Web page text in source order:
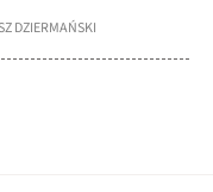
DZIERMAŃSKI